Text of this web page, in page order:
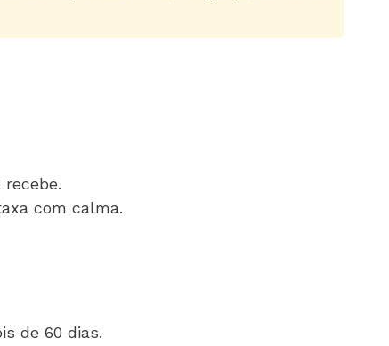
com calma.
de 60 dias.